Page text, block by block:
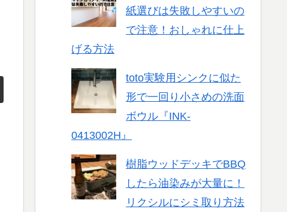
紙選びは失敗しやすいの
で注意！おしゃれに仕上
げる方法
toto実験用シンクに似た
形で一回り小さめの洗面
ボウル『INK-
0413002H』
樹脂ウッドデッキでBBQ
したら油染みが大量に！
リクシルにシミ取り方法